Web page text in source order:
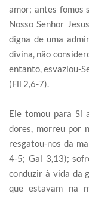
amor; antes fomos
Nosso Senhor
digna de uma
divina, não
entanto, esvaziou-
(Fil 2,6-7).
Ele tomou para Si
dores, morreu por
resgatou-nos da
4-5; Gal 3,13);
conduzir à vida da
que estavam na